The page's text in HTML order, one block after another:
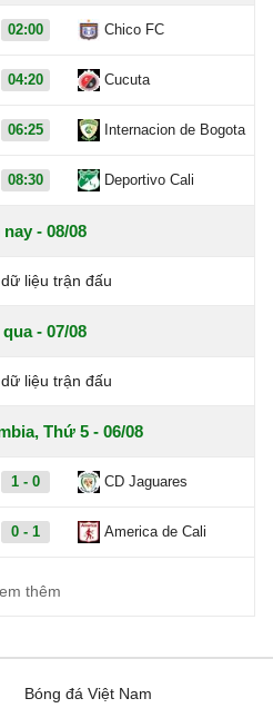
02:00 Chico FC
04:20 Cucuta
06:25 Internacion de Bogota
08:30 Deportivo Cali
nay - 08/08
liệu trận đấu
- 07/08
liệu trận đấu
Thứ 5 - 06/08
1 - 0 CD Jaguares
0 - 1 America de Cali
thêm
Bóng đá Việt Nam